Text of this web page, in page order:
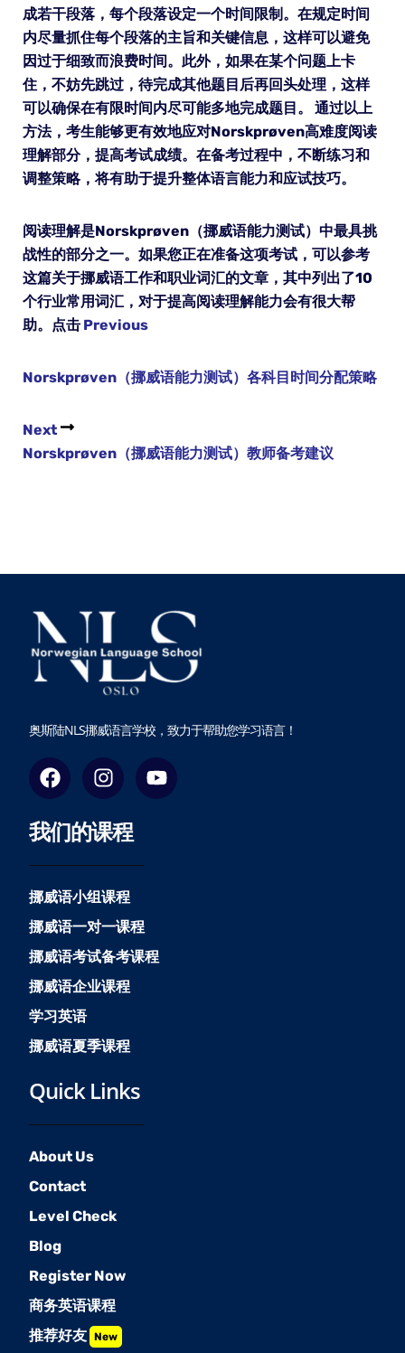
成若干段落，每个段落设定一个时间限制。在规定时间
内尽量抓住每个段落的主旨和关键信息，这样可以避免
因过于细致而浪费时间。此外，如果在某个问题上卡
住，不妨先跳过，待完成其他题目后再回头处理，这样
可以确保在有限时间内尽可能多地完成题目。 通过以上
方法，考生能够更有效地应对Norskprøven高难度阅读
理解部分，提高考试成绩。在备考过程中，不断练习和
调整策略，将有助于提升整体语言能力和应试技巧。
阅读理解是Norskprøven（挪威语能力测试）中最具挑
战性的部分之一。如果您正在准备这项考试，可以参考
这篇关于挪威语工作和职业词汇的文章，其中列出了10
个行业常用词汇，对于提高阅读理解能力会有很大帮
助。点击Previous
Norskprøven（挪威语能力测试）各科目时间分配策略
Next
Norskprøven（挪威语能力测试）教师备考建议
奥斯陆NLS挪威语言学校，致力于帮助您学习语言！
F
a
c
e
b
o
o
k
I
n
s
t
a
g
r
a
m
Y
o
u
我们的课程
挪威语小组课程
挪威语一对一课程
挪威语考试备考课程
挪威语企业课程
学习英语
挪威语夏季课程
Quick Links
About Us
Contact
Level Check
Blog
Register Now
商务英语课程
推荐好友 New